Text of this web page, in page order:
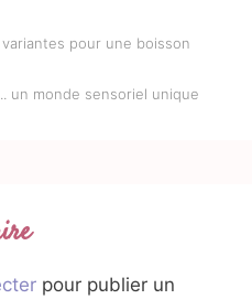
pour une boisson
un monde sensoriel unique
pour publier un